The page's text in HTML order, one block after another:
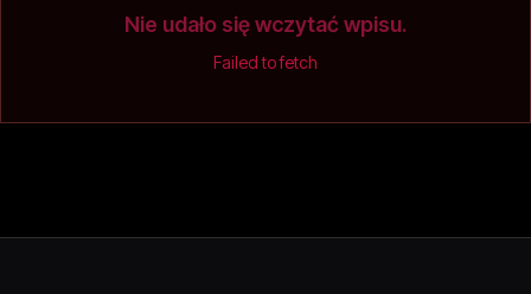
Nie udało się wczytać wpisu.
Failed to fetch